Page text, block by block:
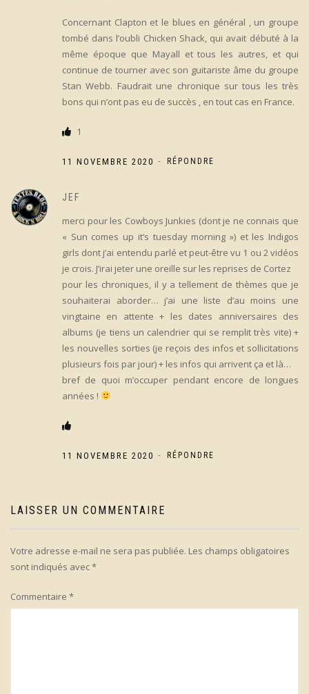
Concernant Clapton et le blues en général , un groupe
tombé dans l’oubli Chicken Shack, qui avait débuté à la
même époque que Mayall et tous les autres, et qui
continue de tourner avec son guitariste âme du groupe
Stan Webb. Faudrait une chronique sur tous les très
bons qui n’ont pas eu de succès , en tout cas en France.
1
11 NOVEMBRE 2020 - RÉPONDRE
JEF
merci pour les Cowboys Junkies (dont je ne connais que
« Sun comes up it’s tuesday morning ») et les Indigos
girls dont j’ai entendu parlé et peut-être vu 1 ou 2 vidéos
je crois. J’irai jeter une oreille sur les reprises de Cortez
pour les chroniques, il y a tellement de thèmes que je
souhaiterai aborder… j’ai une liste d’au moins une
vingtaine en attente + les dates anniversaires des
albums (je tiens un calendrier qui se remplit très vite) +
les nouvelles sorties (je reçois des infos et sollicitations
plusieurs fois par jour) + les infos qui arrivent ça et là…
bref de quoi m’occuper pendant encore de longues
années !
11 NOVEMBRE 2020 - RÉPONDRE
LAISSER UN COMMENTAIRE
Votre adresse e-mail ne sera pas publiée. Les champs obligatoires
sont indiqués avec*
Commentaire *